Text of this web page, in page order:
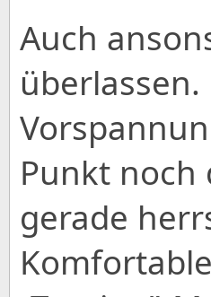
Auch
Punkt
gerade